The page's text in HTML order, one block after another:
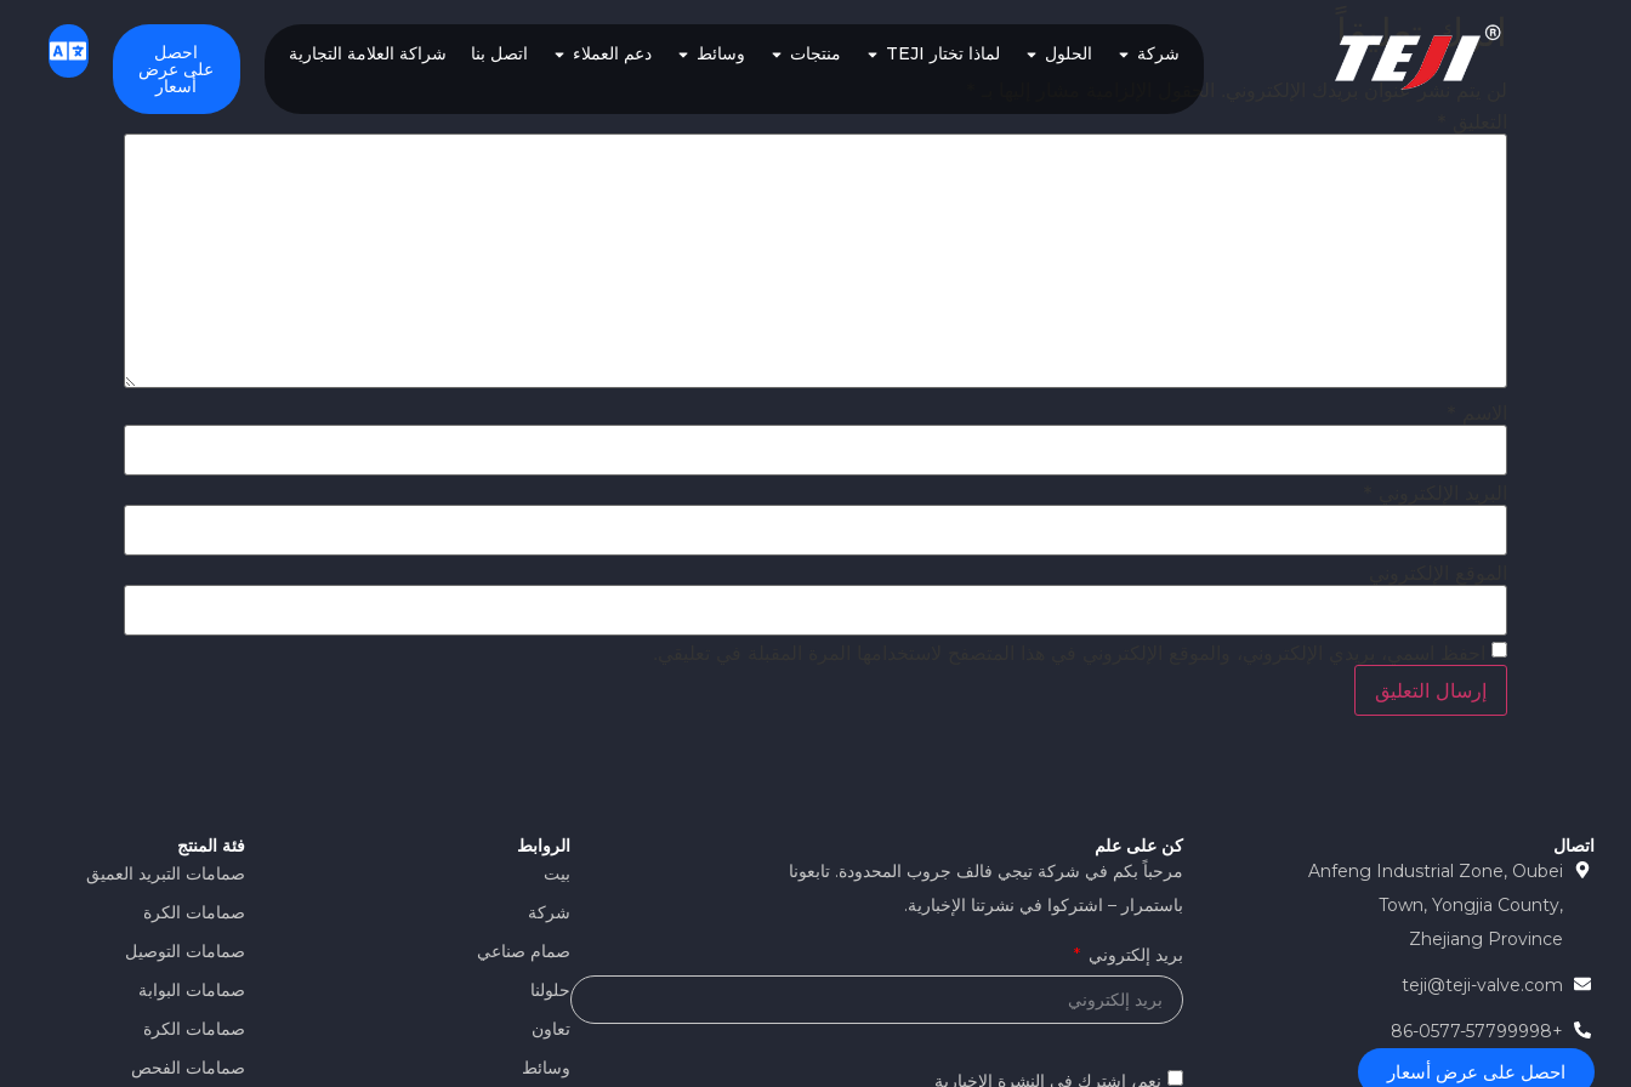
شركة الحلول لماذا تختار TEJI منتجات وسائط دعم العملاء اتصل بنا شراكة العلامة التجارية احصل
على عرض
أسعار
اترك تعليقاً
لن يتم نشر عنوان بريدك الإلكتروني. الحقول الإلزامية مشار إليها بـ
اتصال
Anfeng Industrial Zone, Oubei
Town, Yongjia County,
Zhejiang Province
teji@teji-valve.com
+86-0577-57799998
احصل على عرض أسعار
كن على علم
مرحباً بكم في شركة تيجي فالف جروب المحدودة. تابعونا
باستمرار – اشتركوا في نشرتنا الإخبارية.
بريد إلكتروني
نعم، اشترك في النشرة الإخبارية
الروابط
بيت
شركة
صمام صناعي
حلولنا
تعاون
وسائط
فئة المنتج
صمامات التبريد العميق
صمامات الكرة
صمامات التوصيل
صمامات البوابة
صمامات الكرة
صمامات الفحص